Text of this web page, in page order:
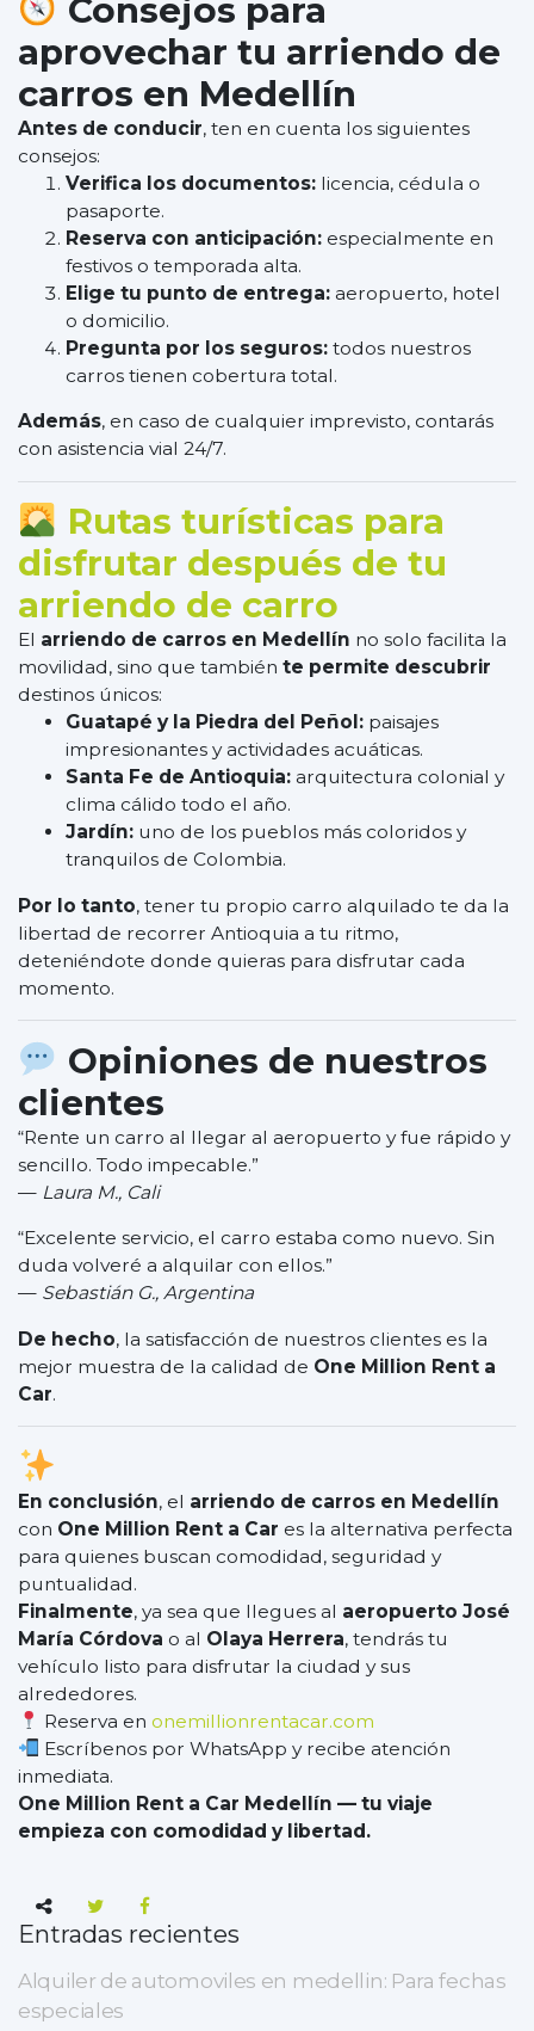
Consejos para
aprovechar tu arriendo de
carros en Medellín
Antes de conducir, ten en cuenta los siguientes
consejos:
Verifica los documentos: licencia, cédula o
pasaporte.
Reserva con anticipación: especialmente en
festivos o temporada alta.
Elige tu punto de entrega: aeropuerto, hotel
o domicilio.
Pregunta por los seguros: todos nuestros
carros tienen cobertura total.
Además, en caso de cualquier imprevisto, contarás
con asistencia vial 24/7.
Rutas turísticas para
disfrutar después de tu
arriendo de carro
El arriendo de carros en Medellín no solo facilita la
movilidad, sino que también te permite descubrir
destinos únicos:
Guatapé y la Piedra del Peñol: paisajes
impresionantes y actividades acuáticas.
Santa Fe de Antioquia: arquitectura colonial y
clima cálido todo el año.
Jardín: uno de los pueblos más coloridos y
tranquilos de Colombia.
Por lo tanto, tener tu propio carro alquilado te da la
libertad de recorrer Antioquia a tu ritmo,
deteniéndote donde quieras para disfrutar cada
momento.
Opiniones de nuestros
clientes
“Rente un carro al llegar al aeropuerto y fue rápido y
sencillo. Todo impecable.”
— Laura M., Cali
“Excelente servicio, el carro estaba como nuevo. Sin
duda volveré a alquilar con ellos.”
— Sebastián G., Argentina
De hecho, la satisfacción de nuestros clientes es la
mejor muestra de la calidad de One Million Rent a
Car.
En conclusión, el arriendo de carros en Medellín
con One Million Rent a Car es la alternativa perfecta
para quienes buscan comodidad, seguridad y
puntualidad.
Finalmente, ya sea que llegues al aeropuerto José
María Córdova o al Olaya Herrera, tendrás tu
vehículo listo para disfrutar la ciudad y sus
alrededores.
Reserva en onemillionrentacar.com
Escríbenos por WhatsApp y recibe atención
inmediata.
One Million Rent a Car Medellín — tu viaje
empieza con comodidad y libertad.
Entradas recientes
Alquiler de automoviles en medellin: Para fechas
especiales